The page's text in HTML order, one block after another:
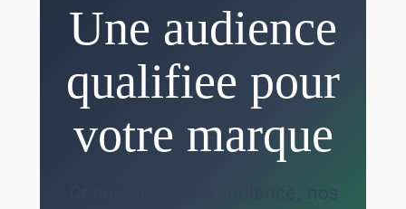
Une audience
qualifiee pour
votre marque
Decouvrez notre audience, nos